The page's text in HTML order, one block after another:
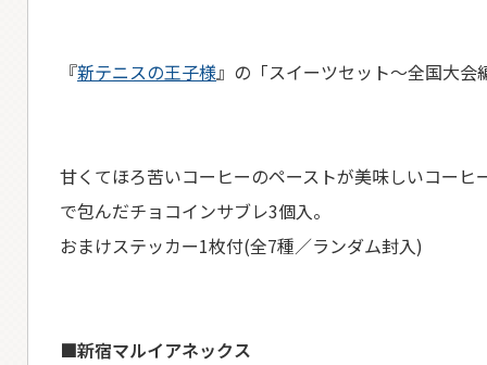
『新テニスの王子様』の「スイーツセット～全国大
甘くてほろ苦いコーヒーのペーストが美味しいコー
で包んだチョコインサブレ3個入。
おまけステッカー1枚付(全7種／ランダム封入)
■新宿マルイアネックス